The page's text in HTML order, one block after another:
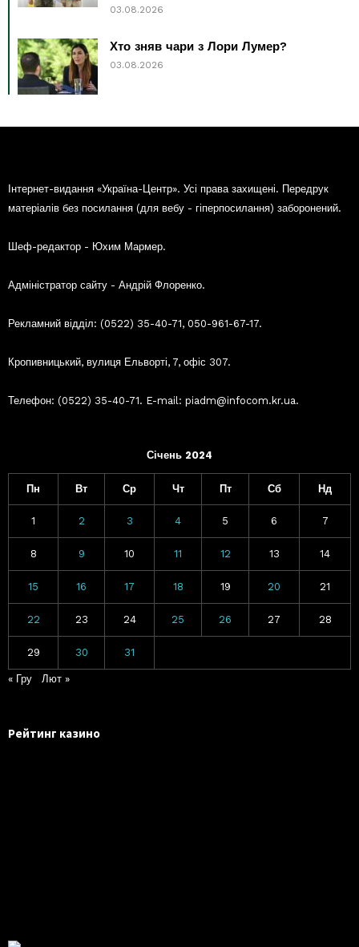
03.08.2026
Хто зняв чари з Лори Лумер?
03.08.2026
Інтернет-видання «Україна-Центр». Усі права захищені. Передрук
матеріалів без посилання (для вебу - гіперпосилання) заборонений.
Шеф-редактор - Юхим Мармер.
Адміністратор сайту - Андрій Флоренко.
Рекламний відділ: (0522) 35-40-71, 050-961-67-17.
Кропивницький, вулиця Ельворті, 7, офіс 307.
Телефон: (0522) 35-40-71. E-mail: piadm@infocom.kr.ua.
Січень 2024
Пн Вт Ср Чт Пт Сб Нд
1 2 3 4 5 6 7
8 9 10 11 12 13 14
15 16 17 18 19 20 21
22 23 24 25 26 27 28
29 30 31
« Гру Лют »
Рейтинг казино